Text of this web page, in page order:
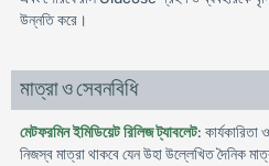
উন্নতি করে।
মাত্রা ও সেবনবিধি
মেটফরমিন ইমিডিয়েট রিলিজ ট্যাবলেট:
নিজস্ব মাত্রা থাকবে যেন উহা উল্লে­খিত দৈনিক